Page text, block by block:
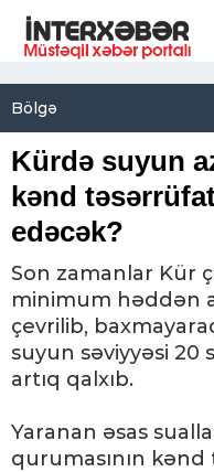
Bölgə
Kürdə suyun
kənd
edəcək?
Son zamanlar Kür
minimum həddən
çevrilib,
suyun səviyyəsi
artıq qalxıb.
Yaranan əsas
qurumasının